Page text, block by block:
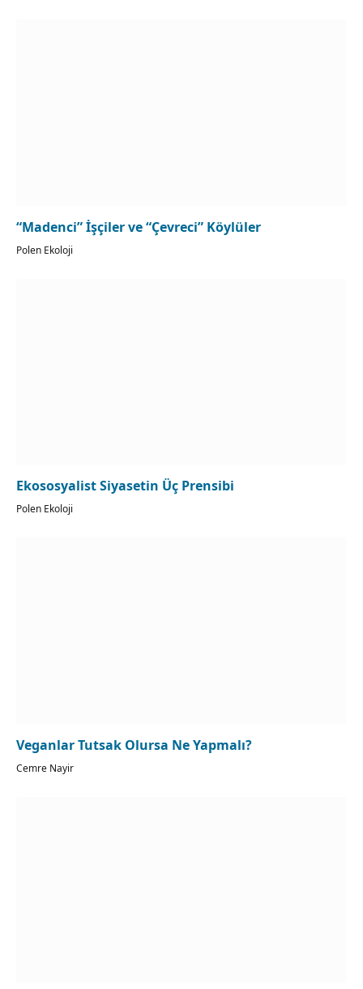
“Madenci” İşçiler ve “Çevreci” Köylüler
Polen Ekoloji
Ekososyalist Siyasetin Üç Prensibi
Polen Ekoloji
Veganlar Tutsak Olursa Ne Yapmalı?
Cemre Nayir